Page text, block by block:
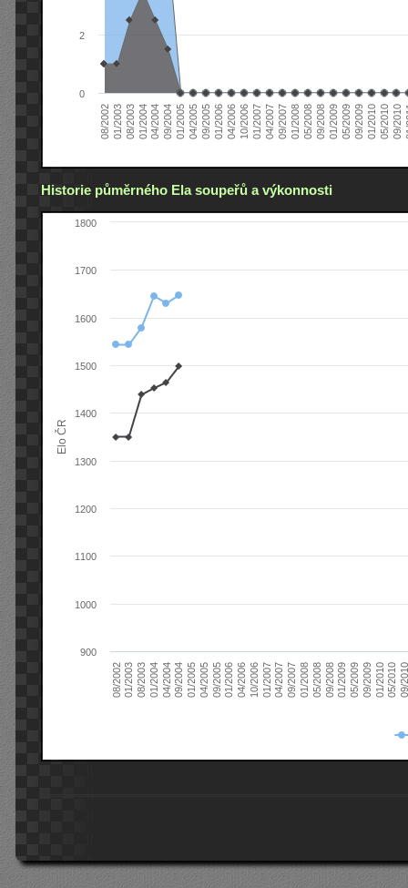
08/200201/200308/200301/200404/200409/200401/200504/200509/200501/200604/200610/200601/200704/200709/200701/200805/200809/200801/200905/200909/200901/201005/201009/2010
0
2
Historie půměrného Ela soupeřů a výkonnosti
Elo ČR
08/200201/200308/200301/200404/200409/200401/200504/200509/200501/200604/200610/200601/200704/200709/200701/200805/200809/200801/200905/200909/200901/201005/201009/
900
1000
1100
1200
1300
1400
1500
1600
1700
1800